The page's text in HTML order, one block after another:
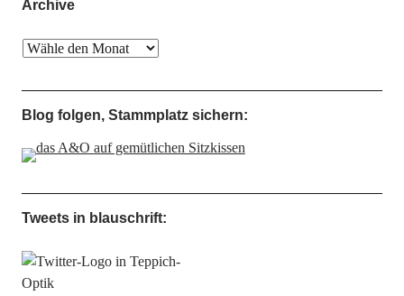
Archive
Blog folgen, Stammplatz sichern:
Tweets in blauschrift: